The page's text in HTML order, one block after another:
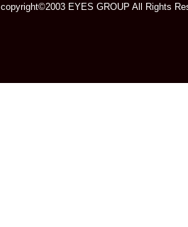
copyright©2003 EYES GROUP All Rights